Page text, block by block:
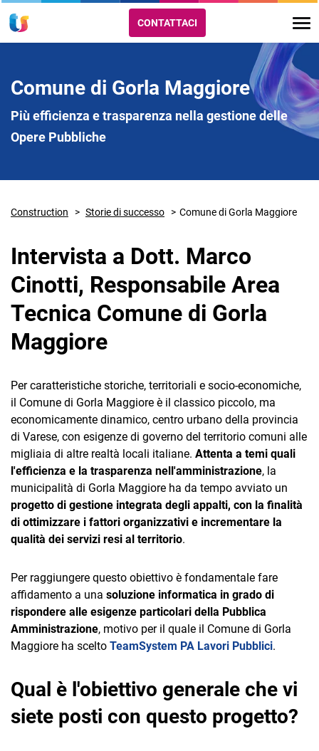
CRM
Ecommerce
Email Marketing
Fatturazione
Financial Solutions
HR
Trust Services
TeamSystem Corporate
CONTATTACI
Comune di Gorla Maggiore
Più efficienza e trasparenza nella gestione delle
Opere Pubbliche
Construction Storie di successo Comune di Gorla Maggiore
Intervista a Dott. Marco
Cinotti, Responsabile Area
Tecnica Comune di Gorla
Maggiore
Per caratteristiche storiche, territoriali e socio-economiche,
il Comune di Gorla Maggiore è il classico piccolo, ma
economicamente dinamico, centro urbano della provincia
di Varese, con esigenze di governo del territorio comuni alle
migliaia di altre realtà locali italiane. Attenta a temi quali
l'efficienza e la trasparenza nell'amministrazione, la
municipalità di Gorla Maggiore ha da tempo avviato un
progetto di gestione integrata degli appalti, con la finalità
di ottimizzare i fattori organizzativi e incrementare la
qualità dei servizi resi al territorio.
Per raggiungere questo obiettivo è fondamentale fare
affidamento a una soluzione informatica in grado di
rispondere alle esigenze particolari della Pubblica
Amministrazione, motivo per il quale il Comune di Gorla
Maggiore ha scelto TeamSystem PA Lavori Pubblici.
Qual è l'obiettivo generale che vi
siete posti con questo progetto?